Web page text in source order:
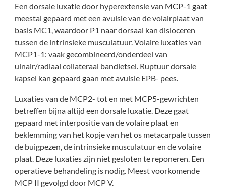
Een dorsale luxatie door hyperextensie van MCP-1 gaat
meestal gepaard met een avulsie van de volairplaat van
basis MC1, waardoor P1 naar dorsaal kan disloceren
tussen de intrinsieke musculatuur. Volaire luxaties van
MCP1-1: vaak gecombineerd/onderdeel van
ulnair/radiaal collateraal bandletsel. Ruptuur dorsale
kapsel kan gepaard gaan met avulsie EPB- pees.
Luxaties van de MCP2- tot en met MCP5-gewrichten
betreffen bijna altijd een dorsale luxatie. Deze gaat
gepaard met interpositie van de volaire plaat en
beklemming van het kopje van het os metacarpale tussen
de buigpezen, de intrinsieke musculatuur en de volaire
plaat. Deze luxaties zijn niet gesloten te reponeren. Een
operatieve behandeling is nodig. Meest voorkomende
MCP II gevolgd door MCP V.